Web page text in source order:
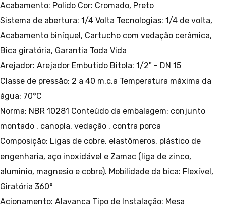
Acabamento: Polido Cor: Cromado, Preto
Sistema de abertura: 1/4 Volta Tecnologias: 1/4 de volta,
Acabamento biníquel, Cartucho com vedação cerâmica,
Bica giratória, Garantia Toda Vida
Arejador: Arejador Embutido Bitola: 1/2" - DN 15
Classe de pressão: 2 a 40 m.c.a Temperatura máxima da
água: 70°C
Norma: NBR 10281 Conteúdo da embalagem: conjunto
montado , canopla, vedação , contra porca
Composição: Ligas de cobre, elastômeros, plástico de
engenharia, aço inoxidável e Zamac (liga de zinco,
aluminio, magnesio e cobre). Mobilidade da bica: Flexível,
Giratória 360°
Acionamento: Alavanca Tipo de Instalação: Mesa